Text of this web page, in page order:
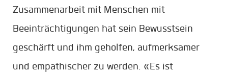
Zusammenarbeit mit Menschen mit
Beeinträchtigungen hat sein Bewusstsein
geschärft und ihm geholfen, aufmerksamer
und empathischer zu werden. «Es ist